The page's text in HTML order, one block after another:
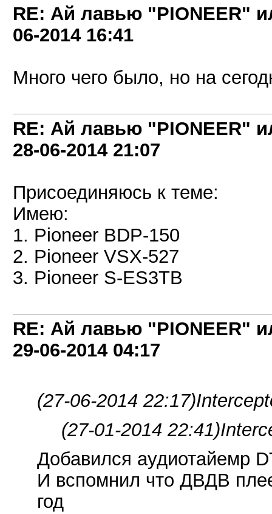
RE: Ай лавью "PIONEER"
06-2014 16:41
Много чего было, но на
RE: Ай лавью "PIONEER"
28-06-2014 21:07
Присоединяюсь к теме:
Имею:
1. Pioneer BDP-150
2. Pioneer VSX-527
3. Pioneer S-ES3TB
RE: Ай лавью "PIONEER"
29-06-2014 04:17
(27-06-2014 22:17)
(27-01-2014 22:41)
Добавился аудиотайемр
И вспомнил что ДВДВ
год